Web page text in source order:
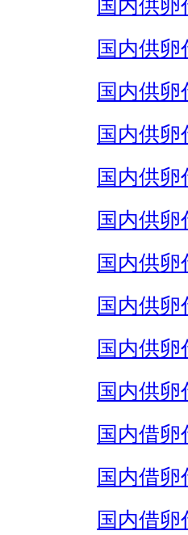
国内供卵
国内供卵
国内供
国内供卵
国内供卵
国内供卵
国内供卵
国内供
国内供卵
国内供卵
国内借卵
国内借卵
国内借